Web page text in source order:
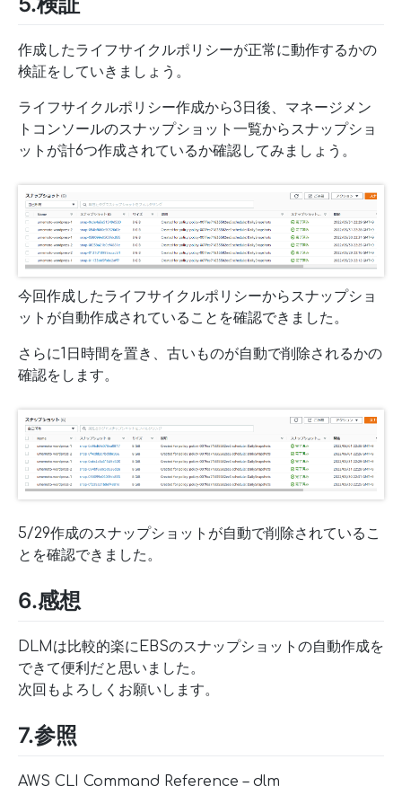
作成したライフサイクルポリシーが正常に動作するかの
検証をしていきましょう。
ライフサイクルポリシー作成から3日後、マネージメン
トコンソールのスナップショット一覧からスナップショ
ットが計6つ作成されているか確認してみましょう。
今回作成したライフサイクルポリシーからスナップショ
ットが自動作成されていることを確認できました。
さらに1日時間を置き、古いものが自動で削除されるかの
確認をします。
5/29作成のスナップショットが自動で削除されているこ
とを確認できました。
6.感想
DLMは比較的楽にEBSのスナップショットの自動作成を
できて便利だと思いました。
次回もよろしくお願いします。
7.参照
AWS CLI Command Reference – dlm